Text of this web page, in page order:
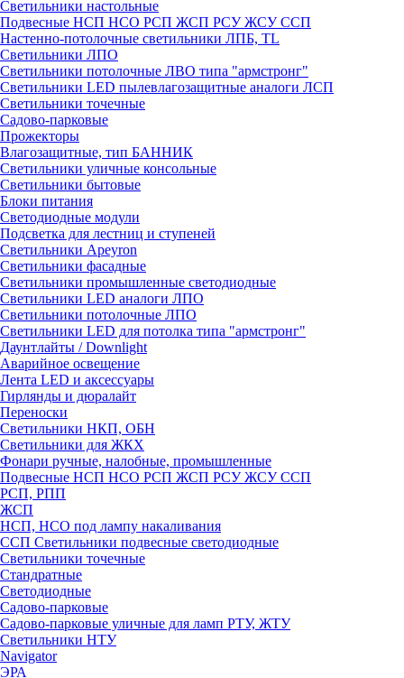
Светильники настольные
Подвесные НСП НСО РСП ЖСП РСУ ЖСУ ССП
Настенно-потолочные светильники ЛПБ, TL
Светильники ЛПО
Светильники потолочные ЛВО типа "армстронг"
Светильники LED пылевлагозащитные аналоги ЛСП
Светильники точечные
Садово-парковые
Прожекторы
Влагозащитные, тип БАННИК
Светильники уличные консольные
Светильники бытовые
Блоки питания
Светодиодные модули
Подсветка для лестниц и ступеней
Светильники Apeyron
Светильники фасадные
Светильники промышленные светодиодные
Светильники LED аналоги ЛПО
Светильники потолочные ЛПО
Светильники LED для потолка типа "армстронг"
Даунтлайты / Downlight
Аварийное освещение
Лента LED и аксессуары
Гирлянды и дюралайт
Переноски
Светильники НКП, ОБН
Светильники для ЖКХ
Фонари ручные, налобные, промышленные
Подвесные НСП НСО РСП ЖСП РСУ ЖСУ ССП
РСП, РПП
ЖСП
НСП, НСО под лампу накаливания
ССП Светильники подвесные светодиодные
Светильники точечные
Стандратные
Светодиодные
Садово-парковые
Садово-парковые уличные для ламп РТУ, ЖТУ
Светильники НТУ
Navigator
ЭРА